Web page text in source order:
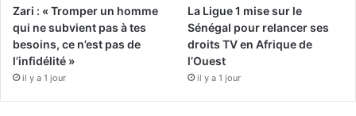
Zari : « Tromper un homme
qui ne subvient pas à tes
besoins, ce n’est pas de
l’infidélité »
il y a 1 jour
La Ligue 1 mise sur le
Sénégal pour relancer ses
droits TV en Afrique de
l’Ouest
il y a 1 jour